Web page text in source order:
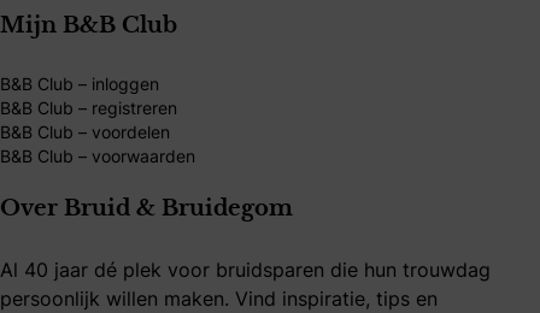
Mijn B&B Club
B&B Club – inloggen
B&B Club – registreren
B&B Club – voordelen
B&B Club – voorwaarden
Over Bruid & Bruidegom
Al 40 jaar dé plek voor bruidsparen die hun trouwdag
persoonlijk willen maken. Vind inspiratie, tips en